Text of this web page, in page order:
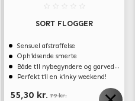
SORT FLOGGER
Sensuel afstraffelse
Ophidsende smerte
Både til nybegyndere og garvede eksperter
Perfekt til en kinky weekend!
55,30 kr. 79 kr.